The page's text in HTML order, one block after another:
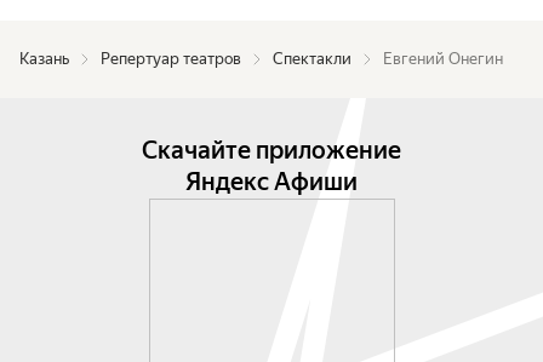
Казань Репертуар театров Спектакли Евгений Онегин
Скачайте приложение
Яндекс Афиши